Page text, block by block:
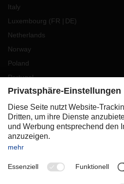
Italy
Luxembourg (FR DE)
Netherlands
Norway
Poland
Portugal
Romania
Slovakia
Spain
Sweden
Switzerland